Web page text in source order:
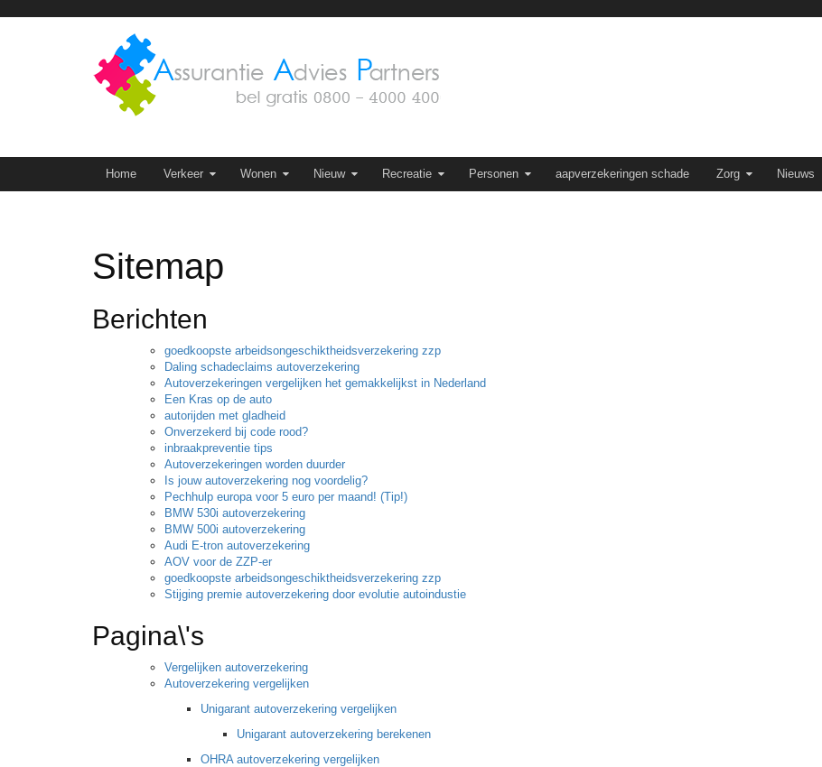
Skip to content
Home Verkeer Wonen Nieuw Recreatie Personen aapverzekeringen schade Zorg Nieuws
Sitemap
Berichten
goedkoopste arbeidsongeschiktheidsverzekering zzp
Daling schadeclaims autoverzekering
Autoverzekeringen vergelijken het gemakkelijkst in Nederland
Een Kras op de auto
autorijden met gladheid
Onverzekerd bij code rood?
inbraakpreventie tips
Autoverzekeringen worden duurder
Is jouw autoverzekering nog voordelig?
Pechhulp europa voor 5 euro per maand! (Tip!)
BMW 530i autoverzekering
BMW 500i autoverzekering
Audi E-tron autoverzekering
AOV voor de ZZP-er
goedkoopste arbeidsongeschiktheidsverzekering zzp
Stijging premie autoverzekering door evolutie autoindustie
Pagina\'s
Vergelijken autoverzekering
Autoverzekering vergelijken
Unigarant autoverzekering vergelijken
Unigarant autoverzekering berekenen
OHRA autoverzekering vergelijken